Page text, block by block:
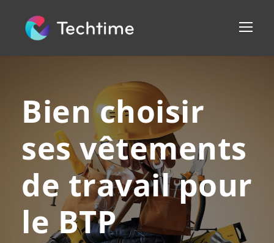
Bien choisir
ses vêtements
de travail pour
le BTP